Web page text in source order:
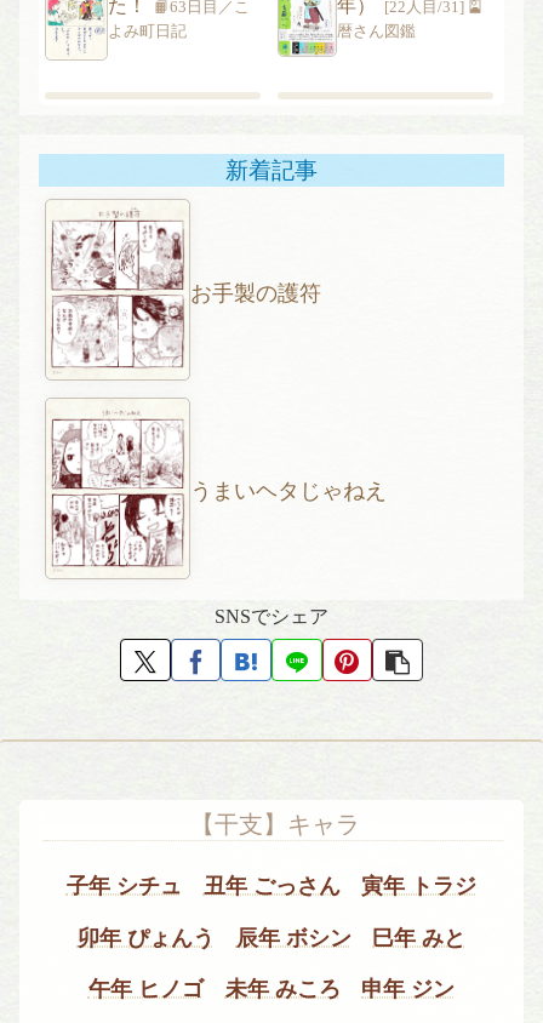
た！
📙63日目／こ
よみ町日記
年）
[22人目/31] 🎴
暦さん図鑑
新着記事
お手製の護符
うまいヘタじゃねえ
SNSでシェア
【干支】キャラ
子年 シチュ 丑年 ごっさん 寅年 トラジ
卯年 ぴょんう 辰年 ボシン 巳年 みと
午年 ヒノゴ 未年 みころ 申年 ジン